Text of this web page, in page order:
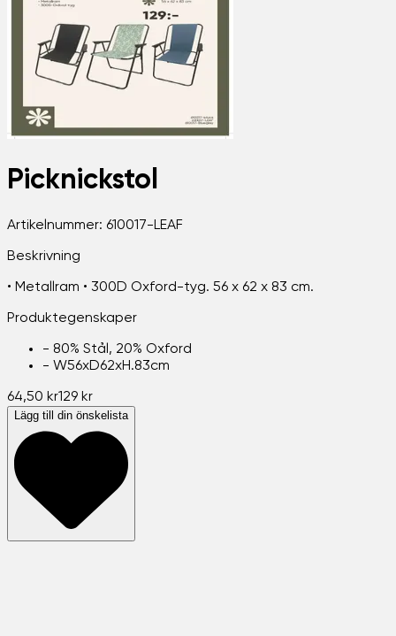
Picknickstol
Artikelnummer: 610017-LEAF
Beskrivning
• Metallram • 300D Oxford-tyg. 56 x 62 x 83 cm.
Produktegenskaper
- 80% Stål, 20% Oxford
- W56xD62xH.83cm
64,50 kr129 kr
Lägg till din önskelista